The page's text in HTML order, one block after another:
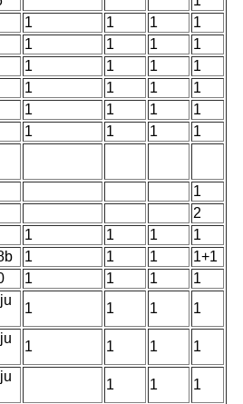
1 1 1
1
1 1 1
1
1 1 1
1
1 1 1
1
1 1 1
1
1 1 1
1
1
2
1 1 1
1
1 1 1
1+1
1 1 1
1
1 1 1 1
1 1 1 1
1 1 1